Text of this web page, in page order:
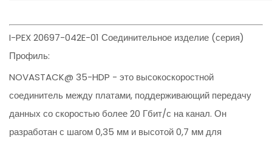
I-PEX 20697-042E-01 Соединительное изделие (серия)
Профиль:
NOVASTACK@ 35-HDP - это высокоскоростной
соединитель между платами, поддерживающий передачу
данных со скоростью более 20 Гбит/с на канал. Он
разработан с шагом 0,35 мм и высотой 0,7 мм для